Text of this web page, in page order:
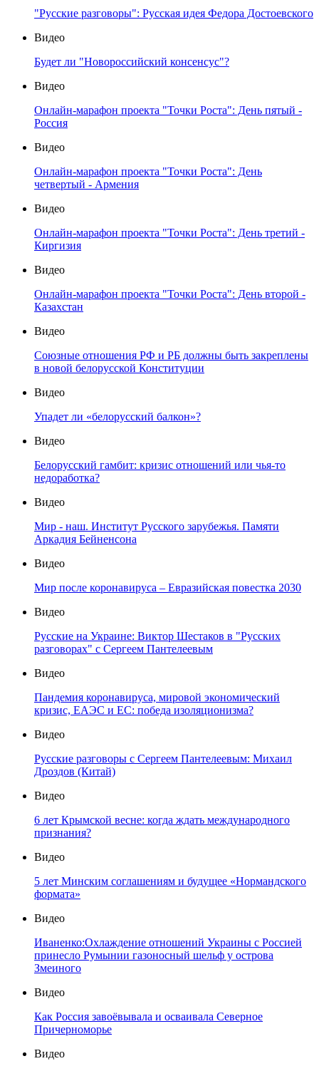
"Русские разговоры": Русская идея Федора Достоевского
Видео
Будет ли "Новороссийский консенсус"?
Видео
Онлайн-марафон проекта "Точки Роста": День пятый -
Россия
Видео
Онлайн-марафон проекта "Точки Роста": День
четвертый - Армения
Видео
Онлайн-марафон проекта "Точки Роста": День третий -
Киргизия
Видео
Онлайн-марафон проекта "Точки Роста": День второй -
Казахстан
Видео
Союзные отношения РФ и РБ должны быть закреплены
в новой белорусской Конституции
Видео
Упадет ли «белорусский балкон»?
Видео
Белорусский гамбит: кризис отношений или чья-то
недоработка?
Видео
Мир - наш. Институт Русского зарубежья. Памяти
Аркадия Бейненсона
Видео
Мир после коронавируса – Евразийская повестка 2030
Видео
Русские на Украине: Виктор Шестаков в "Русских
разговорах" с Сергеем Пантелеевым
Видео
Пандемия коронавируса, мировой экономический
кризис, ЕАЭС и ЕС: победа изоляционизма?
Видео
Русские разговоры с Сергеем Пантелеевым: Михаил
Дроздов (Китай)
Видео
6 лет Крымской весне: когда ждать международного
признания?
Видео
5 лет Минским соглашениям и будущее «Нормандского
формата»
Видео
Иваненко:Охлаждение отношений Украины с Россией
принесло Румынии газоносный шельф у острова
Змеиного
Видео
Как Россия завоёвывала и осваивала Северное
Причерноморье
Видео